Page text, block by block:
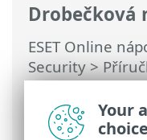
Drobečková
ESET Online
Security>
spravované
Konfigurace
Ochrany
>
Your
choice